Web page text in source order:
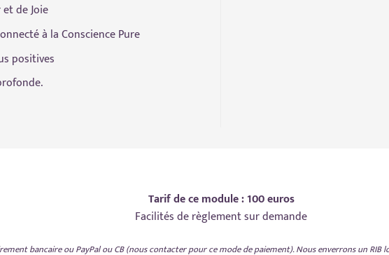
de Joie
à la Conscience Pure
positives
Tarif de ce module : 100 euros
Facilités de règlement sur demande
bancaire ou PayPal ou CB (nous contacter pour ce mode de paiement). Nous enverrons un